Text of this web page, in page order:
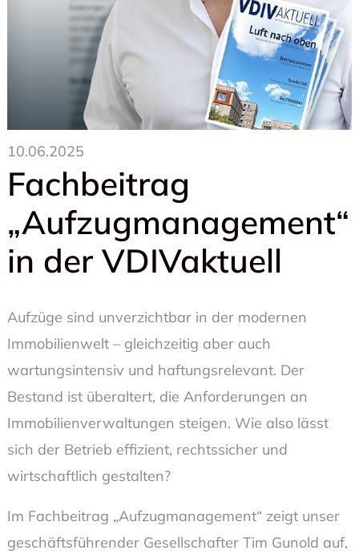
10.06.2025
Fachbeitrag
„Aufzugmanagement“
in der VDIVaktuell
Aufzüge sind unverzichtbar in der modernen
Immobilienwelt – gleichzeitig aber auch
wartungsintensiv und haftungsrelevant. Der
Bestand ist überaltert, die Anforderungen an
Immobilienverwaltungen steigen. Wie also lässt
sich der Betrieb effizient, rechtssicher und
wirtschaftlich gestalten?
Im Fachbeitrag „Aufzugmanagement“ zeigt unser
geschäftsführender Gesellschafter Tim Gunold auf,